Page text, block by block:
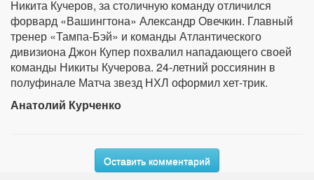
Никита Кучеров, за столичную команду отличился
форвард «Вашингтона» Александр Овечкин. Главный
тренер «Тампа-Бэй» и команды Атлантического
дивизиона Джон Купер похвалил нападающего своей
команды Никиты Кучерова. 24-летний россиянин в
полуфинале Матча звезд НХЛ оформил хет-трик.
Анатолий Курченко
Оставить комментарий